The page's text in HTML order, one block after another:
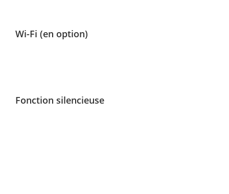
Wi-Fi (en option)
Fonction silencieuse